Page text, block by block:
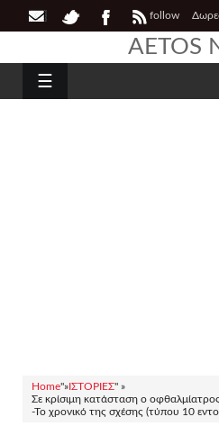
follow
AETOS
☰
Home"»ΙΣΤΟΡΙΕΣ" »
Σε κρίσιμη κατάσταση ο
-Το χρονικό της σχέσης (τύπου 10